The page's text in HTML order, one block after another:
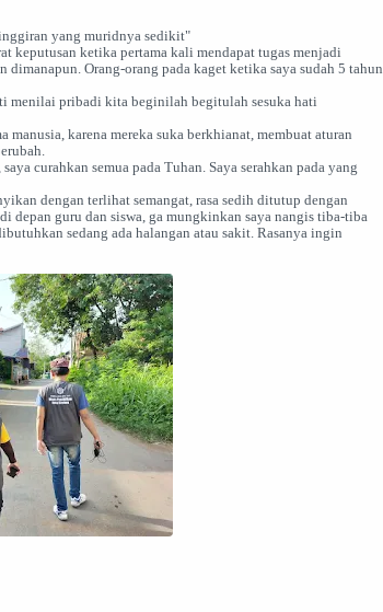
yang muridnya sedikit"
keputusan ketika pertama kali mendapat tugas menjadi
Orang-orang pada kaget ketika saya sudah 5 tahun
menilai pribadi kita beginilah begitulah sesuka hati
karena mereka suka berkhianat, membuat aturan
curahkan semua pada Tuhan. Saya serahkan pada yang
dengan terlihat semangat, rasa sedih ditutup dengan
depan guru dan siswa, ga mungkinkan saya nangis tiba-tiba
sedang ada halangan atau sakit. Rasanya ingin